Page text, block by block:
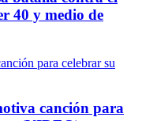
40 y medio de
canción para